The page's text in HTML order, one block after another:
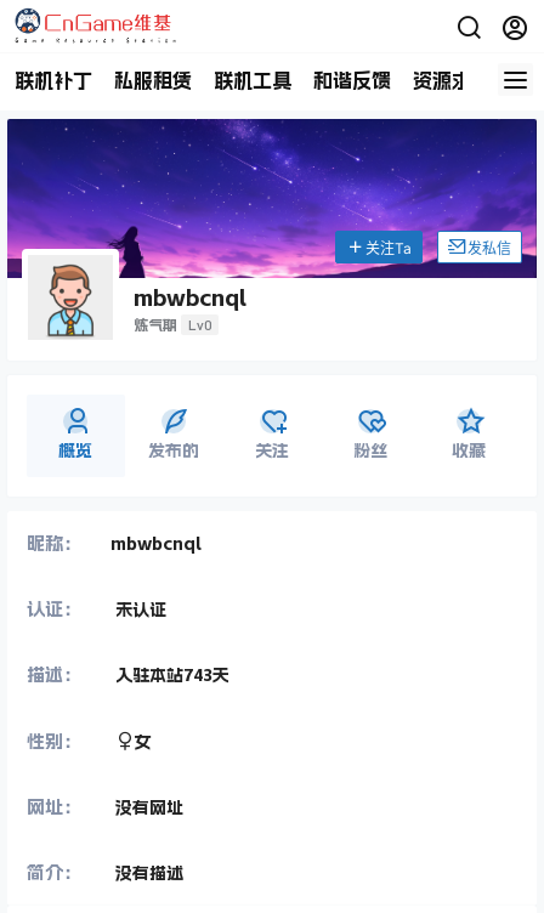
联机补丁 私服租赁 联机工具 和谐反馈 资源求助 商
mbwbcnql
炼气期 Lv0
关注Ta 发私信
概览 发布的 关注 粉丝 收藏
昵称： mbwbcnql
认证： 未认证
描述： 入驻本站743天
性别： 女
网址： 没有网址
简介： 没有描述